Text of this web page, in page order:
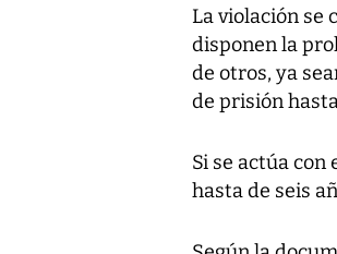
La violación se
disponen la
de otros, ya
de prisión
Si se actúa
hasta de seis